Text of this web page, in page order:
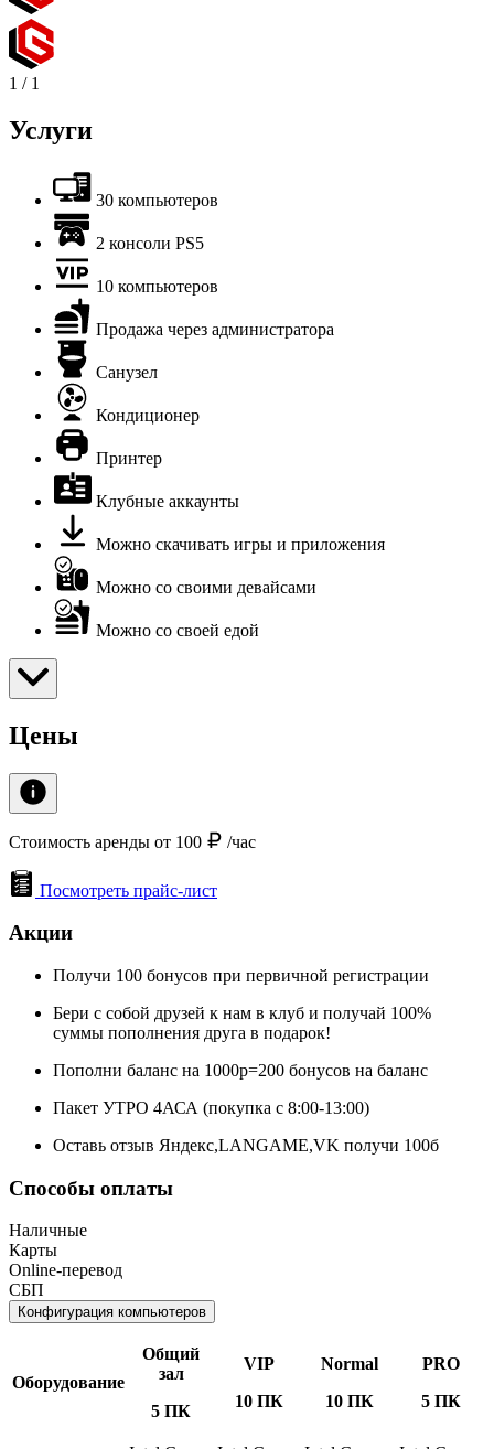
1 / 1
Услуги
30 компьютеров
2 консоли PS5
10 компьютеров
Продажа через администратора
Санузел
Кондиционер
Принтер
Клубные аккаунты
Можно скачивать игры и приложения
Можно со своими девайсами
Можно со своей едой
Цены
Стоимость аренды от 100 /час
Посмотреть прайс-лист
Акции
Получи 100 бонусов при первичной регистрации
Бери с собой друзей к нам в клуб и получай 100%
суммы пополнения друга в подарок!
Пополни баланс на 1000р=200 бонусов на баланс
Пакет УТРО 4АСА (покупка с 8:00-13:00)
Оставь отзыв Яндекс,LANGAME,VK получи 100б
Способы оплаты
Наличные
Карты
Online-перевод
СБП
Конфигурация компьютеров
Оборудование
Общий
зал
5 ПК
VIP
10 ПК
Normal
10 ПК
PRO
5 ПК